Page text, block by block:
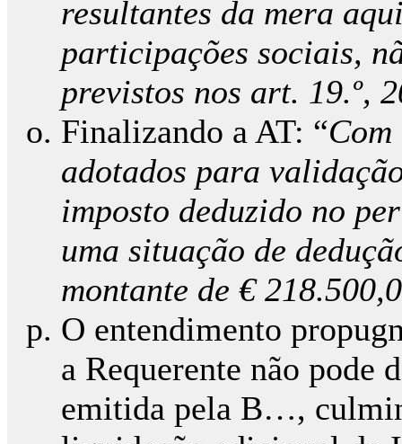
resultantes da mera
participações sociais,
previstos nos art. 19.º,
Finalizando a AT: “
adotados para
imposto deduzido no
uma situação de
montante de €
O entendimento
a Requerente não
emitida pela B…,